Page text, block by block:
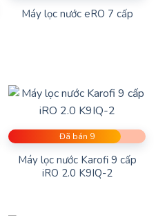
Máy lọc nước eRO 7 cấp
Đã bán 9
Máy lọc nước Karofi 9 cấp
iRO 2.0 K9IQ-2